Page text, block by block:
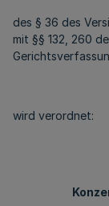
des § 36 des
mit §§ 132, 260
wird verordnet: